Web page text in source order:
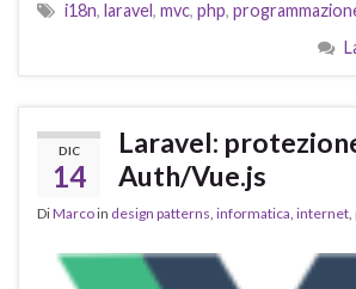
i18n, laravel, mvc, php,
DIC
14
Laravel:
Auth/Vue.js
DiMarcoin design patterns, informatica, internet,